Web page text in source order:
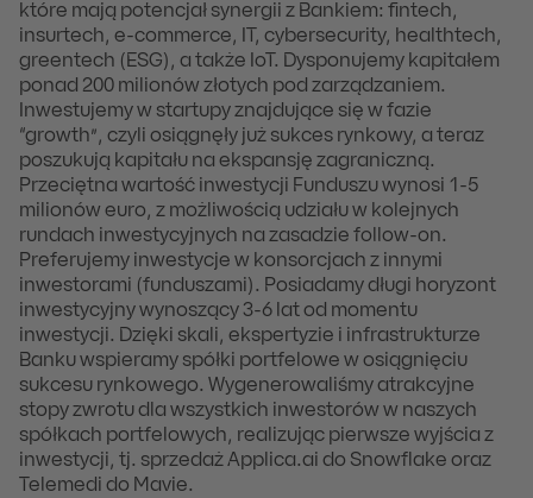
które mają potencjał synergii z Bankiem: fintech,
insurtech, e-commerce, IT, cybersecurity, healthtech,
greentech (ESG), a także IoT. Dysponujemy kapitałem
ponad 200 milionów złotych pod zarządzaniem.
Inwestujemy w startupy znajdujące się w fazie
“growth”, czyli osiągnęły już sukces rynkowy, a teraz
poszukują kapitału na ekspansję zagraniczną.
Przeciętna wartość inwestycji Funduszu wynosi 1-5
milionów euro, z możliwością udziału w kolejnych
rundach inwestycyjnych na zasadzie follow-on.
Preferujemy inwestycje w konsorcjach z innymi
inwestorami (funduszami). Posiadamy długi horyzont
inwestycyjny wynoszący 3-6 lat od momentu
inwestycji. Dzięki skali, ekspertyzie i infrastrukturze
Banku wspieramy spółki portfelowe w osiągnięciu
sukcesu rynkowego. Wygenerowaliśmy atrakcyjne
stopy zwrotu dla wszystkich inwestorów w naszych
spółkach portfelowych, realizując pierwsze wyjścia z
inwestycji, tj. sprzedaż Applica.ai do Snowflake oraz
Telemedi do Mavie.